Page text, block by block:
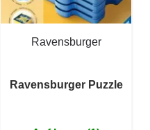
Ravensburger
Ravensburger Puzzle